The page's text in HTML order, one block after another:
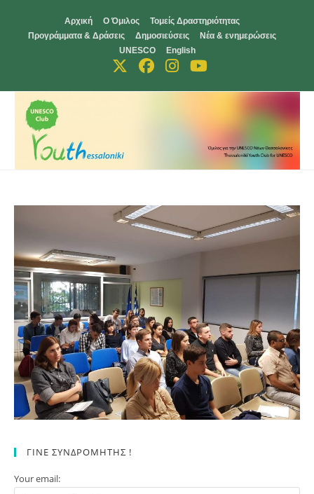
content
Αρχική Ο Όμιλος
Τομείς Δραστηριότητας
Προγράμματα & Δράσεις
Δημοσιεύσεις
Νέα & ενημερώσεις
UNESCO
English
ΓΙΝΕ ΣΥΝΔΡΟΜΗΤΗΣ !
Your email: